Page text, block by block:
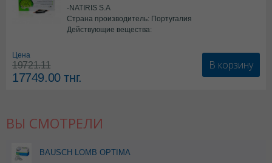
-NATIRIS S.A
Страна производитель: Португалия
Действующие вещества:
Цена
19721.11
17749.00тнг.
В корзину
ВЫ СМОТРЕЛИ
BAUSCH LOMB OPTIMA